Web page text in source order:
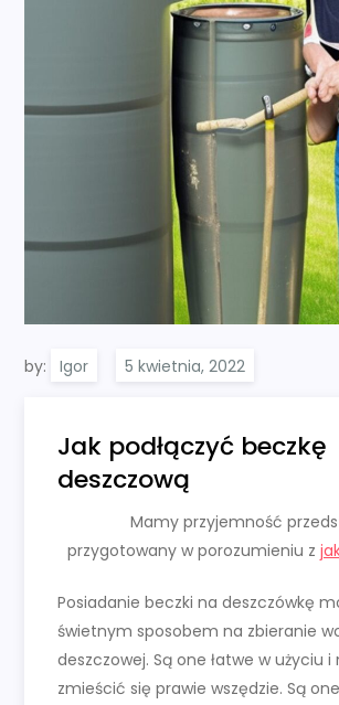
by: Igor
Jak podłączyć beczkę
deszczową
Mamy przyjemność
przygotowany w porozumieniu z
Posiadanie beczki na deszczówkę
świetnym sposobem na zbieranie
deszczowej. Są one łatwe w użyciu
zmieścić się prawie wszędzie. Są